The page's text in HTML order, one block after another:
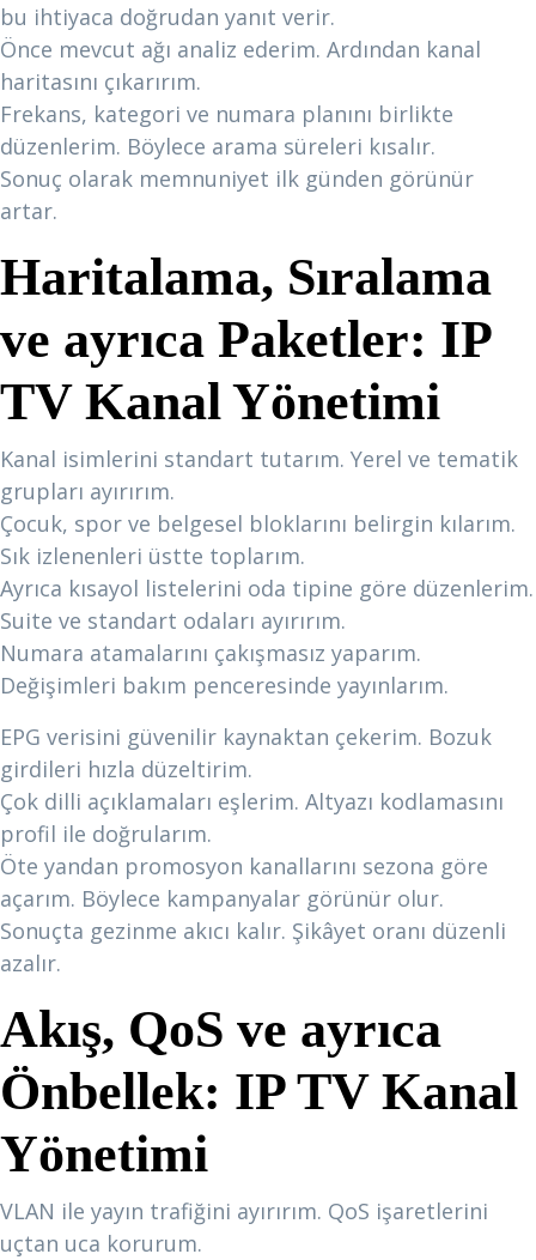
bu ihtiyaca doğrudan yanıt verir.
Önce mevcut ağı analiz ederim. Ardından kanal
haritasını çıkarırım.
Frekans, kategori ve numara planını birlikte
düzenlerim. Böylece arama süreleri kısalır.
Sonuç olarak memnuniyet ilk günden görünür
artar.
Haritalama, Sıralama
ve ayrıca Paketler: IP
TV Kanal Yönetimi
Kanal isimlerini standart tutarım. Yerel ve tematik
grupları ayırırım.
Çocuk, spor ve belgesel bloklarını belirgin kılarım.
Sık izlenenleri üstte toplarım.
Ayrıca kısayol listelerini oda tipine göre düzenlerim.
Suite ve standart odaları ayırırım.
Numara atamalarını çakışmasız yaparım.
Değişimleri bakım penceresinde yayınlarım.
EPG verisini güvenilir kaynaktan çekerim. Bozuk
girdileri hızla düzeltirim.
Çok dilli açıklamaları eşlerim. Altyazı kodlamasını
profil ile doğrularım.
Öte yandan promosyon kanallarını sezona göre
açarım. Böylece kampanyalar görünür olur.
Sonuçta gezinme akıcı kalır. Şikâyet oranı düzenli
azalır.
Akış, QoS ve ayrıca
Önbellek: IP TV Kanal
Yönetimi
VLAN ile yayın trafiğini ayırırım. QoS işaretlerini
uçtan uca korurum.